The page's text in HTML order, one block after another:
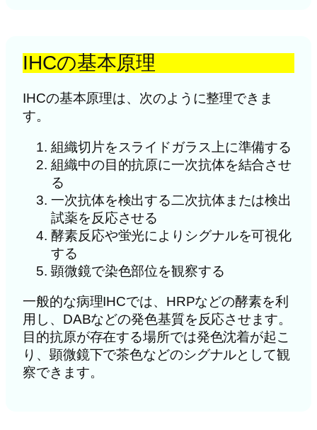
IHCの基本原理
IHCの基本原理は、次のように整理できま
す。
組織切片をスライドガラス上に準備する
組織中の目的抗原に一次抗体を結合させ
る
一次抗体を検出する二次抗体または検出
試薬を反応させる
酵素反応や蛍光によりシグナルを可視化
する
顕微鏡で染色部位を観察する
一般的な病理IHCでは、HRPなどの酵素を利
用し、DABなどの発色基質を反応させます。
目的抗原が存在する場所では発色沈着が起こ
り、顕微鏡下で茶色などのシグナルとして観
察できます。